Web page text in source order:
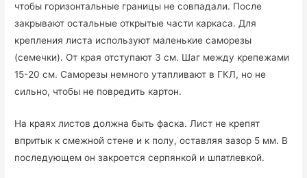
чтобы горизонтальные границы не совпадали. После
закрывают остальные открытые части каркаса. Для
крепления листа используют маленькие саморезы
(семечки). От края отступают 3 см. Шаг между крепежами
15-20 см. Саморезы немного утапливают в ГКЛ, но не
сильно, чтобы не повредить картон.
На краях листов должна быть фаска. Лист не крепят
впритык к смежной стене и к полу, оставляя зазор 5 мм. В
последующем он закроется серпянкой и шпатлевкой.